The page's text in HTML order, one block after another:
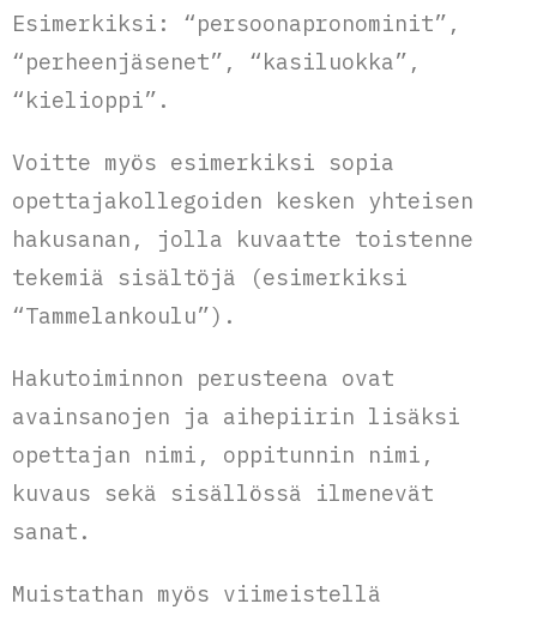
Esimerkiksi: “persoonapronominit”,
“perheenjäsenet”, “kasiluokka”,
“kielioppi”.
Voitte myös esimerkiksi sopia
opettajakollegoiden kesken yhteisen
hakusanan, jolla kuvaatte toistenne
tekemiä sisältöjä (esimerkiksi
“Tammelankoulu”).
Hakutoiminnon perusteena ovat
avainsanojen ja aihepiirin lisäksi
opettajan nimi, oppitunnin nimi,
kuvaus sekä sisällössä ilmenevät
sanat.
Muistathan myös viimeistellä